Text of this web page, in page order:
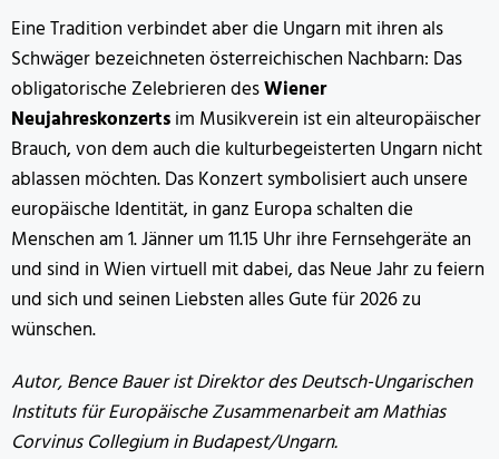
Eine Tradition verbindet aber die Ungarn mit ihren als
Schwäger bezeichneten österreichischen Nachbarn: Das
obligatorische Zelebrieren desWiener
Neujahreskonzertsim Musikverein ist ein alteuropäischer
Brauch, von dem auch die kulturbegeisterten Ungarn nicht
ablassen möchten. Das Konzert symbolisiert auch unsere
europäische Identität, in ganz Europa schalten die
Menschen am 1. Jänner um 11.15 Uhr ihre Fernsehgeräte an
und sind in Wien virtuell mit dabei, das Neue Jahr zu feiern
und sich und seinen Liebsten alles Gute für 2026 zu
wünschen.
Autor, Bence Bauer ist Direktor des Deutsch-Ungarischen
Instituts für Europäische Zusammenarbeit am Mathias
Corvinus Collegium in Budapest/Ungarn.